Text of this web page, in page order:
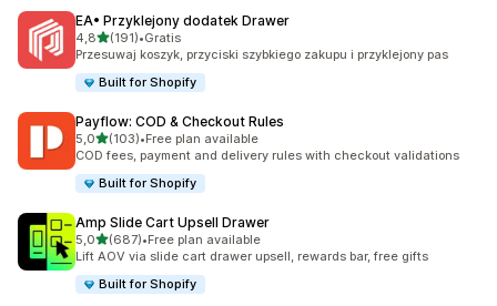
EA• Przyklejony dodatek Drawer
4,8na 5 gwiazdek
(191)
Łączna liczba recenzji: 191
•Gratis
Przesuwaj koszyk, przyciski szybkiego zakupu i przyklejony pas
Built for Shopify
Payflow: COD & Checkout Rules
5,0na 5 gwiazdek
(103)
Łączna liczba recenzji: 103
•Free plan available
COD fees, payment and delivery rules with checkout validations
Built for Shopify
Amp Slide Cart Upsell Drawer
5,0na 5 gwiazdek
(687)
Łączna liczba recenzji: 687
•Free plan available
Lift AOV via slide cart drawer upsell, rewards bar, free gifts
Built for Shopify